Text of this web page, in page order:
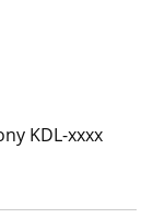
KDL-xxxx